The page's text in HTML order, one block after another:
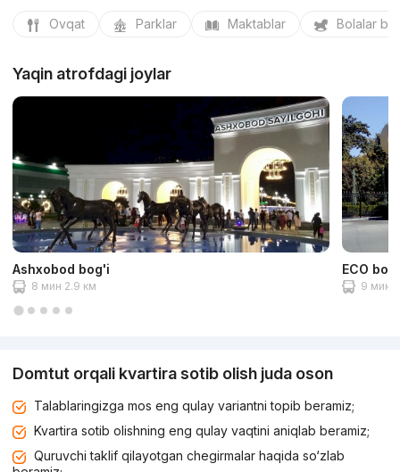
Ovqat Parklar Maktablar Bolalar
Yaqin atrofdagi joylar
Ashxobod bog'i
8 мин 2.9 км
ECO
9 мин
Domtut orqali kvartira sotib olish juda oson
Talablaringizga mos eng qulay variantni topib beramiz;
Kvartira sotib olishning eng qulay vaqtini aniqlab beramiz;
Quruvchi taklif qilayotgan chegirmalar haqida so‘zlab